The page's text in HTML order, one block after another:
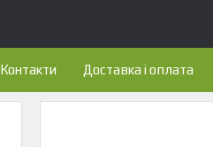
Контакти Доставка і оплата